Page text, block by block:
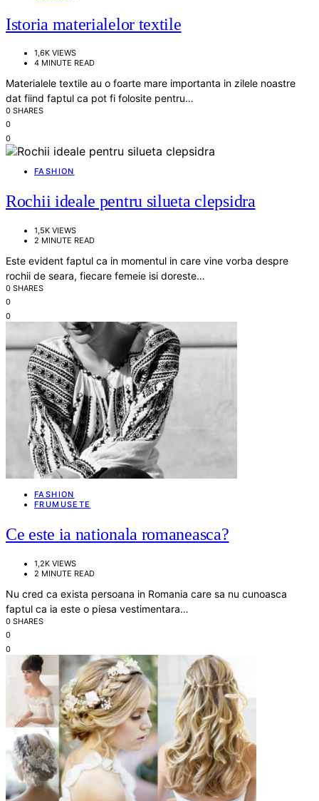
Istoria materialelor textile
1,6K VIEWS
4 MINUTE READ
Materialele textile au o foarte mare importanta in zilele noastre
dat fiind faptul ca pot fi folosite pentru…
0 SHARES
0
0
FASHION
Rochii ideale pentru silueta clepsidra
1,5K VIEWS
2 MINUTE READ
Este evident faptul ca in momentul in care vine vorba despre
rochii de seara, fiecare femeie isi doreste…
0 SHARES
0
0
FASHION
FRUMUSETE
Ce este ia nationala romaneasca?
1,2K VIEWS
2 MINUTE READ
Nu cred ca exista persoana in Romania care sa nu cunoasca
faptul ca ia este o piesa vestimentara…
0 SHARES
0
0